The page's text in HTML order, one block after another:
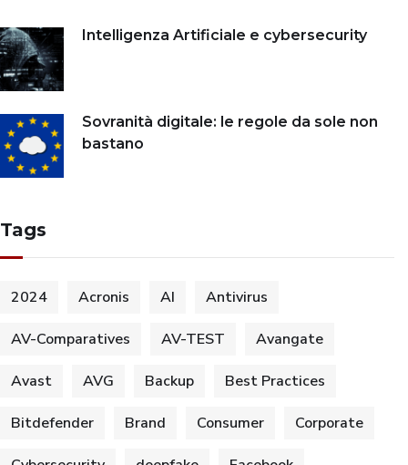
Intelligenza Artificiale e cybersecurity
Sovranità digitale: le regole da sole non
bastano
Tags
2024 Acronis AI Antivirus
AV-Comparatives AV-TEST Avangate
Avast AVG Backup Best Practices
Bitdefender Brand Consumer Corporate